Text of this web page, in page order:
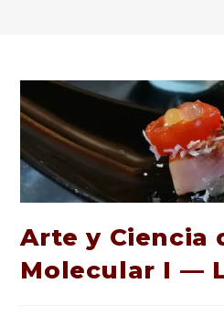
Arte y Ciencia
Molecular I —